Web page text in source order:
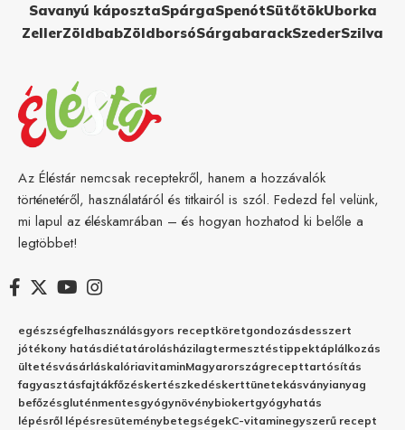
Savanyú káposztaSpárgaSpenótSütőtökUborka
ZellerZöldbabZöldborsóSárgabarackSzederSzilva
Az Éléstár nemcsak receptekről, hanem a hozzávalók
történetéről, használatáról és titkairól is szól. Fedezd fel velünk,
mi lapul az éléskamrában – és hogyan hozhatod ki belőle a
legtöbbet!
egészségfelhasználásgyors receptköretgondozásdesszert
jótékony hatásdiétatárolásházilagtermesztéstippektáplálkozás
ültetésvásárláskalóriavitaminMagyarországrecepttartósítás
fagyasztásfajtákfőzéskertészkedéskerttünetekásványianyag
befőzésgluténmentesgyógynövénybiokertgyógyhatás
lépésről lépésresüteménybetegségekC-vitaminegyszerű recept